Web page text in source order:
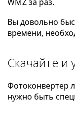
Вы довольно
времени,
Скачайте и
Фотоконвертер
нужно быть